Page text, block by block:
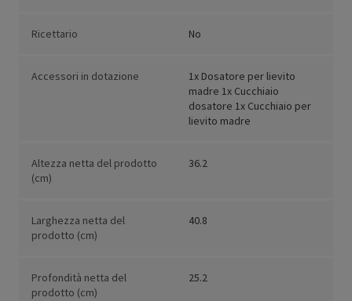
Ricettario No
Accessori in dotazione
1x Dosatore per lievito
madre 1x Cucchiaio
dosatore 1x Cucchiaio per
lievito madre
Altezza netta del prodotto
(cm)
36.2
Larghezza netta del
prodotto (cm)
40.8
Profondità netta del
prodotto (cm)
25.2